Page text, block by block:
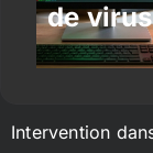
de virus
Intervention